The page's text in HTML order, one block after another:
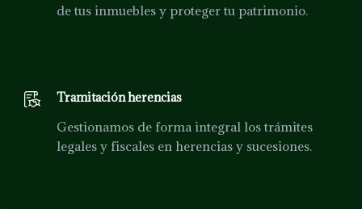
de tus inmuebles y proteger tu patrimonio.
Tramitación herencias
Gestionamos de forma integral los trámites
legales y fiscales en herencias y sucesiones.